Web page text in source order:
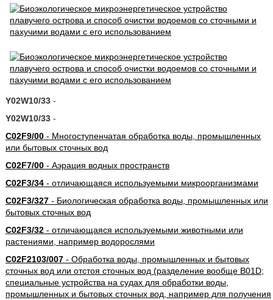
Y02W10/33-
Y02W10/33-
C02F9/00- Многоступенчатая обработка воды, промышленных
или бытовых сточных вод
C02F7/00- Аэрация водных пространств
C02F3/34- отличающаяся используемыми микроорганизмами
C02F3/327- Биологическая обработка воды, промышленных или
бытовых сточных вод
C02F3/32- отличающаяся используемыми животными или
растениями, например водорослями
C02F2103/007- Обработка воды, промышленных и бытовых
сточных вод или отстоя сточных вод (разделение вообще B01D;
специальные устройства на судах для обработки воды,
промышленных и бытовых сточных вод, например для получения